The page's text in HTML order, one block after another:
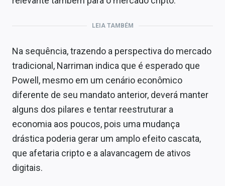
LEIA TAMBÉM
Na sequência, trazendo a perspectiva do mercado
tradicional, Narriman indica que é esperado que
Powell, mesmo em um cenário econômico
diferente de seu mandato anterior, deverá manter
alguns dos pilares e tentar reestruturar a
economia aos poucos, pois uma mudança
drástica poderia gerar um amplo efeito cascata,
que afetaria cripto e a alavancagem de ativos
digitais.